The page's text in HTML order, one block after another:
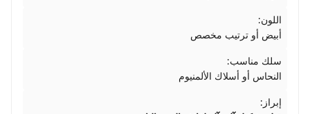
اللون:
أبيض أو ترتيب مخصص
سلك مناسب:
النحاس أو أسلاك الألمنيوم
إبراز: